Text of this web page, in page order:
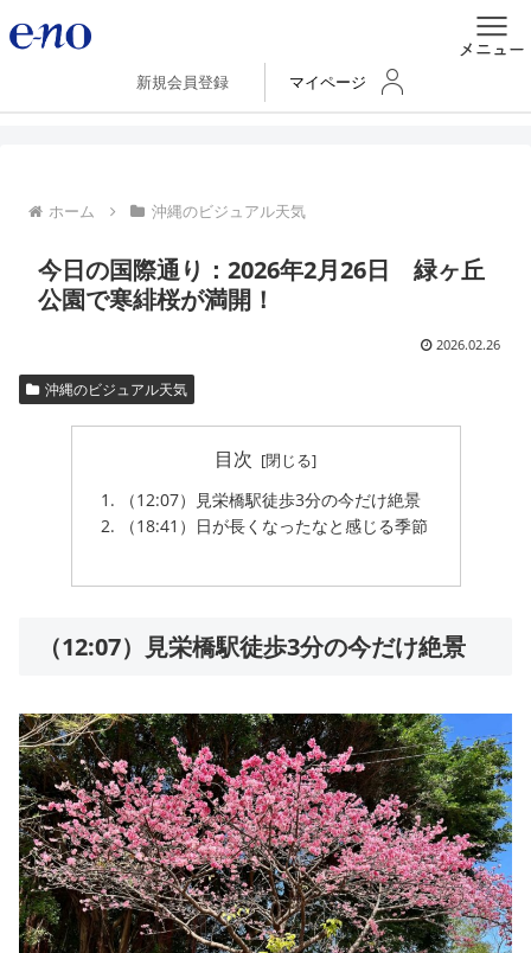
新規会員登録 マイページ
ホーム 沖縄のビジュアル天気
今日の国際通り：2026年2月26日 緑ヶ丘
公園で寒緋桜が満開！
2026.02.26
沖縄のビジュアル天気
目次
（12:07）見栄橋駅徒歩3分の今だけ絶景
（18:41）日が長くなったなと感じる季節
（12:07）見栄橋駅徒歩3分の今だけ絶景